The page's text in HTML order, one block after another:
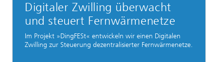
Digitaler Zwilling überwacht
und steuert Fernwärmenetze
Im Projekt »DingFESt« entwickeln wir einen Digitalen
Zwilling zur Steuerung dezentralisierter Fernwärmenetze.